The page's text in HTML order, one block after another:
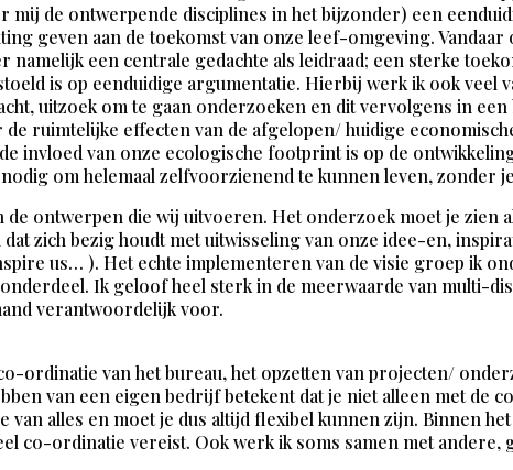
mij de ontwerpende disciplines in het bijzonder) een
geven aan de toekomst van onze leef-omgeving. Vandaar
namelijk een centrale gedachte als leidraad; een sterke
is op eenduidige argumentatie. Hierbij werk ik ook veel
uitzoek om te gaan onderzoeken en dit vervolgens in
ruimtelijke effecten van de afgelopen/ huidige
invloed van onze ecologische footprint is op de
om helemaal zelfvoorzienend te kunnen leven, zonder
ontwerpen die wij uitvoeren. Het onderzoek moet je zien
zich bezig houdt met uitwisseling van onze idee-en,
us… ). Het echte implementeren van de visie groep ik
Ik geloof heel sterk in de meerwaarde van multi-
verantwoordelijk voor.
ordinatie van het bureau, het opzetten van projecten/
van een eigen bedrijf betekent dat je niet alleen met de
van alles en moet je dus altijd flexibel kunnen zijn. Binnen
co-ordinatie vereist. Ook werk ik soms samen met andere,